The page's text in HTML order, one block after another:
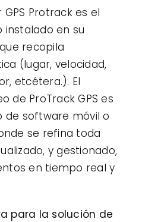
Protrack es el
instalado en su
recopila
(lugar, velocidad,
etcétera.). El
de ProTrack GPS es
de software móvil o
se refina toda
y gestionado,
en tiempo real y
para la solución de